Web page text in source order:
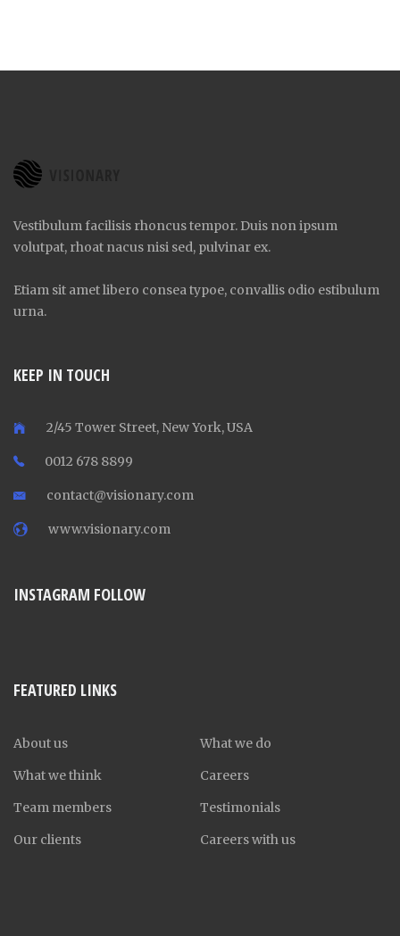
Vestibulum facilisis rhoncus tempor. Duis non ipsum
volutpat, rhoat nacus nisi sed, pulvinar ex.
Etiam sit amet libero consea typoe, convallis odio estibulum
urna.
KEEP IN TOUCH
2/45 Tower Street, New York, USA
0012 678 8899
contact@visionary.com
www.visionary.com
INSTAGRAM FOLLOW
FEATURED LINKS
About us
What we do
What we think
Careers
Team members
Testimonials
Our clients
Careers with us